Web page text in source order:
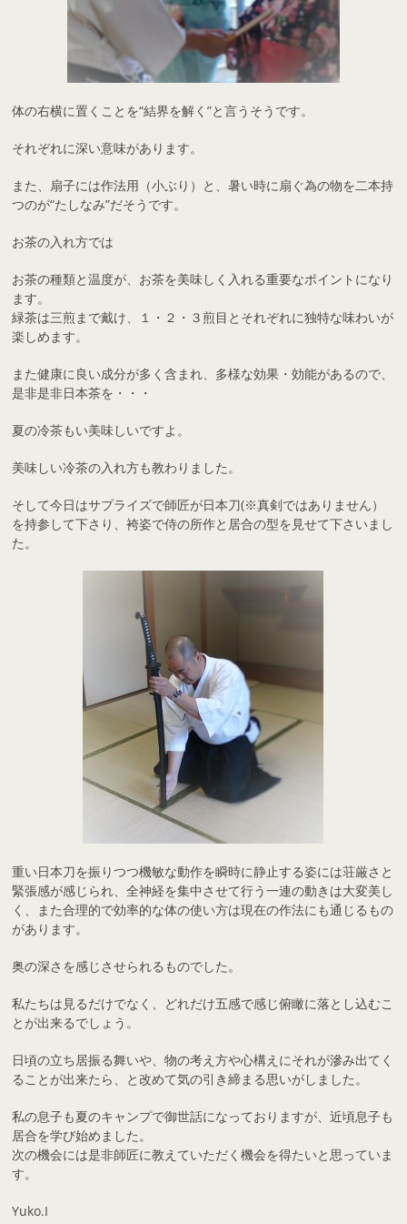
体の右横に置くことを“結界を解く”と言うそうです。
それぞれに深い意味があります。
また、扇子には作法用（小ぶり）と、暑い時に扇ぐ為の物を二本持
つのが“たしなみ”だそうです。
お茶の入れ方では
お茶の種類と温度が、お茶を美味しく入れる重要なポイントになり
ます。
緑茶は三煎まで戴け、１・２・３煎目とそれぞれに独特な味わいが
楽しめます。
また健康に良い成分が多く含まれ、多様な効果・効能があるので、
是非是非日本茶を・・・
夏の冷茶もい美味しいですよ。
美味しい冷茶の入れ方も教わりました。
そして今日はサプライズで師匠が日本刀(※真剣ではありません）
を持参して下さり、袴姿で侍の所作と居合の型を見せて下さいまし
た。
重い日本刀を振りつつ機敏な動作を瞬時に静止する姿には荘厳さと
緊張感が感じられ、全神経を集中させて行う一連の動きは大変美し
く、また合理的で効率的な体の使い方は現在の作法にも通じるもの
があります。
奥の深さを感じさせられるものでした。
私たちは見るだけでなく、どれだけ五感で感じ俯瞰に落とし込むこ
とが出来るでしょう。
日頃の立ち居振る舞いや、物の考え方や心構えにそれが滲み出てく
ることが出来たら、と改めて気の引き締まる思いがしました。
私の息子も夏のキャンプで御世話になっておりますが、近頃息子も
居合を学び始めました。
次の機会には是非師匠に教えていただく機会を得たいと思っていま
す。
Yuko.I